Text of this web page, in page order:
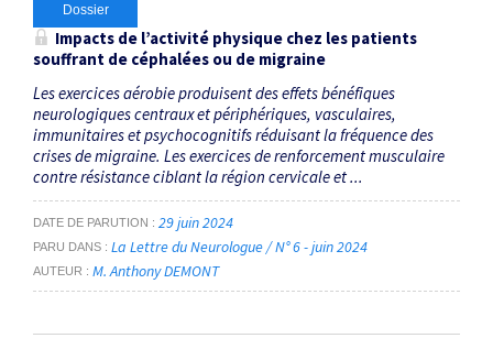
Dossier
Impacts de l’activité physique chez les patients
souffrant de céphalées ou de migraine
Les exercices aérobie produisent des effets bénéfiques
neurologiques centraux et périphériques, vasculaires,
immunitaires et psychocognitifs réduisant la fréquence des
crises de migraine. Les exercices de renforcement musculaire
contre résistance ciblant la région cervicale et ...
DATE DE PARUTION 29 juin 2024
PARU DANS La Lettre du Neurologue / N° 6 - juin 2024
AUTEUR M. Anthony DEMONT